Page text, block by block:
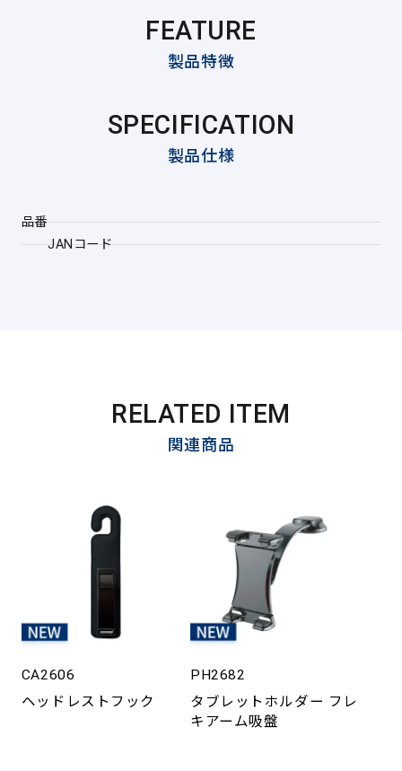
FEATURE
製品特徴
SPECIFICATION
製品仕様
品番
JANコード
RELATED ITEM
関連商品
CA2606
ヘッドレストフック
PH2682
タブレットホルダー フレ
キアーム吸盤